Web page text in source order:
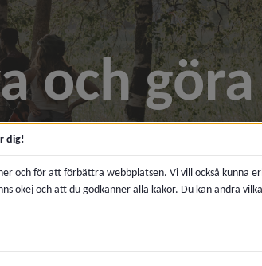
och göra
dig!
och för att förbättra webbplatsen. Vi vill också kunna
okej och att du godkänner alla kakor. Du kan ändra